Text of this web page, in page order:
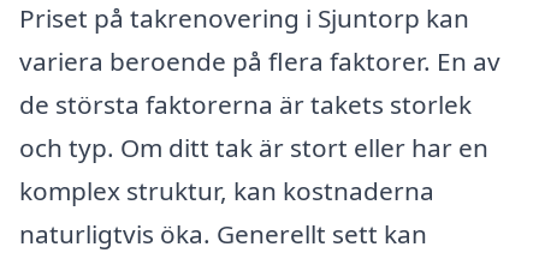
Priset på takrenovering i Sjuntorp kan
variera beroende på flera faktorer. En av
de största faktorerna är takets storlek
och typ. Om ditt tak är stort eller har en
komplex struktur, kan kostnaderna
naturligtvis öka. Generellt sett kan